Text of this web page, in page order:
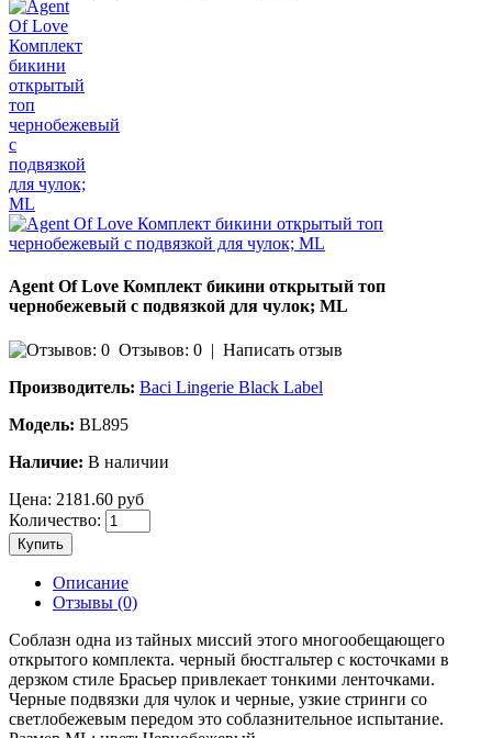
Agent Of Love Комплект бикини открытый топ
чернобежевый с подвязкой для чулок; ML
Отзывов: 0 | Написать отзыв
Производитель: Baci Lingerie Black Label
Модель: BL895
Наличие: В наличии
Цена: 2181.60 руб
Количество:
Купить
Описание
Отзывы (0)
Соблазн одна из тайных миссий этого многообещающего
открытого комплекта. черный бюстгальтер с косточками в
дерзком стиле Брасьер привлекает тонкими ленточками.
Черные подвязки для чулок и черные, узкие стринги со
светлобежевым передом это соблазнительное испытание.